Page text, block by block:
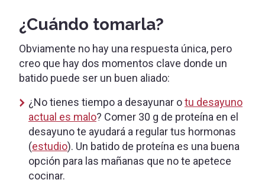
¿Cuándo tomarla?
Obviamente no hay una respuesta única, pero
creo que hay dos momentos clave donde un
batido puede ser un buen aliado:
¿No tienes tiempo a desayunar otu desayuno
actual es malo? Comer 30 g de proteína en el
desayuno te ayudará a regular tus hormonas
(estudio). Un batido de proteína es una buena
opción para las mañanas que no te apetece
cocinar.